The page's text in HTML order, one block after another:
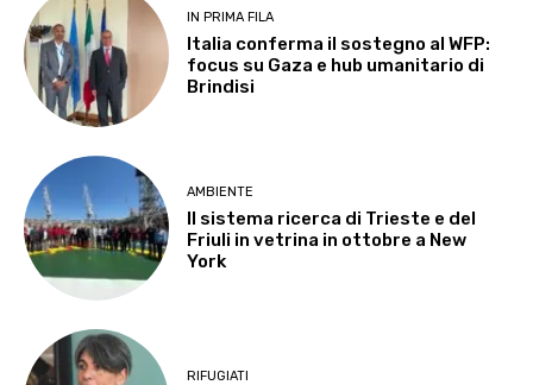
IN PRIMA FILA
Italia conferma il sostegno al WFP:
focus su Gaza e hub umanitario di
Brindisi
AMBIENTE
Il sistema ricerca di Trieste e del
Friuli in vetrina in ottobre a New
York
RIFUGIATI